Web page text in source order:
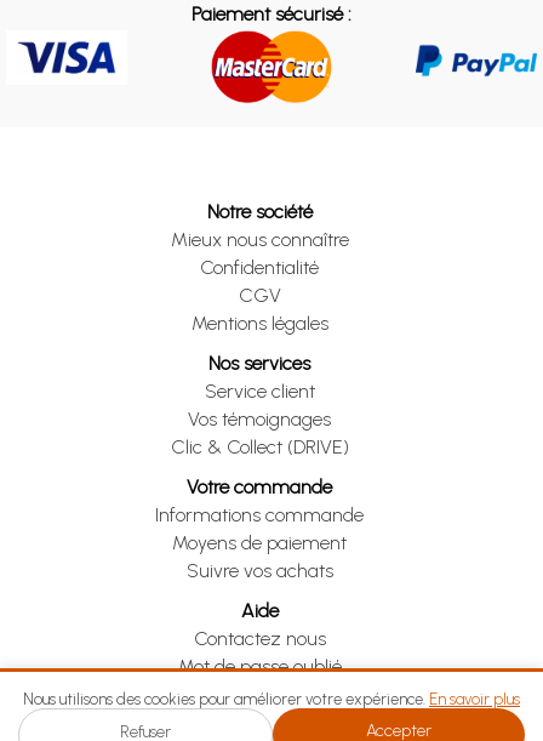
Paiement sécurisé :
Notre société
Mieux nous connaître
Confidentialité
CGV
Mentions légales
Nos services
Service client
Vos témoignages
Clic & Collect (DRIVE)
Votre commande
Informations commande
Moyens de paiement
Suivre vos achats
Aide
Contactez nous
Mot de passe oublié
Je me rétracte
Nous utilisons des cookies pour améliorer votre expérience. En savoir plus
Refuser Accepter